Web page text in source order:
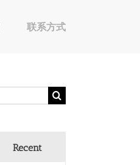
联系方式
Recent